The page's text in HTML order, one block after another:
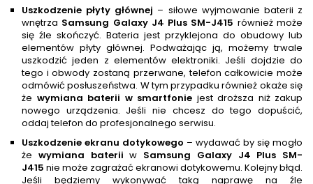
Uszkodzenie płyty głównej – siłowe wyjmowanie baterii z
wnętrza Samsung Galaxy J4 Plus SM-J415 również może
się źle skończyć. Bateria jest przyklejona do obudowy lub
elementów płyty głównej. Podważając ją, możemy trwale
uszkodzić jeden z elementów elektroniki. Jeśli dojdzie do
tego i obwody zostaną przerwane, telefon całkowicie może
odmówić posłuszeństwa. W tym przypadku również okaże się
że wymiana baterii w smartfonie jest droższa niż zakup
nowego urządzenia. Jeśli nie chcesz do tego dopuścić,
oddaj telefon do profesjonalnego serwisu.
Uszkodzenie ekranu dotykowego – wydawać by się mogło
że wymiana baterii w Samsung Galaxy J4 Plus SM-
J415 nie może zagrażać ekranowi dotykowemu. Kolejny błąd.
Jeśli będziemy wykonywać taką naprawę na źle